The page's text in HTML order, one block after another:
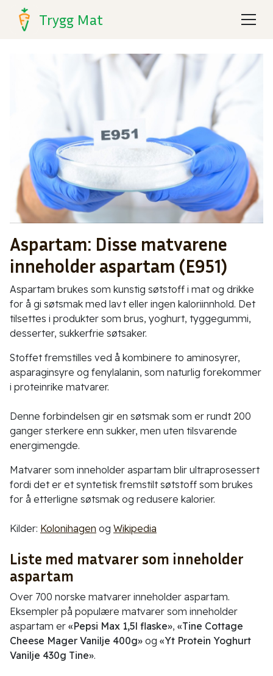
Trygg Mat
Aspartam: Disse matvarene
inneholder aspartam (E951)
Aspartam brukes som kunstig søtstoff i mat og drikke
for å gi søtsmak med lavt eller ingen kaloriinnhold. Det
tilsettes i produkter som brus, yoghurt, tyggegummi,
desserter, sukkerfrie søtsaker.
Stoffet fremstilles ved å kombinere to aminosyrer,
asparaginsyre og fenylalanin, som naturlig forekommer
i proteinrike matvarer.
Denne forbindelsen gir en søtsmak som er rundt 200
ganger sterkere enn sukker, men uten tilsvarende
energimengde.
Matvarer som inneholder aspartam blir ultraprosessert
fordi det er et syntetisk fremstilt søtstoff som brukes
for å etterligne søtsmak og redusere kalorier.
Kilder: Kolonihagen og Wikipedia
Liste med matvarer som inneholder
aspartam
Over 700 norske matvarer inneholder aspartam.
Eksempler på populære matvarer som inneholder
aspartam er «Pepsi Max 1,5l flaske», «Tine Cottage
Cheese Mager Vanilje 400g» og «Yt Protein Yoghurt
Vanilje 430g Tine».